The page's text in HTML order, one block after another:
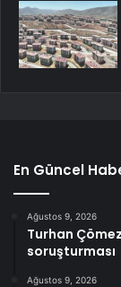
En Güncel
Ağustos 9, 2026
Turhan
soruşturması
Ağustos 9, 2026